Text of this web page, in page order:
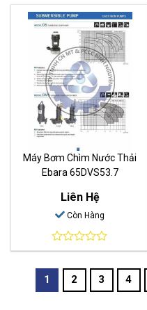
out
of
5
Máy Bơm Chìm Nước Thải
Ebara 65DVS53.7
Liên Hệ
Còn Hàng
0
1 2 3 4